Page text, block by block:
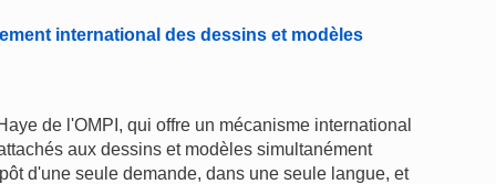
international des dessins et modèles
de l'OMPI, qui offre un mécanisme international
aux dessins et modèles simultanément
d'une seule demande, dans une seule langue, et